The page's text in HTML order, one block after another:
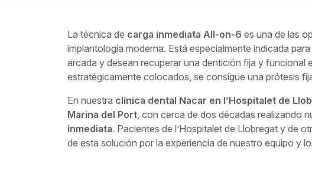
La técnica de carga inmediata All-on-6 es una de las
implantología moderna. Está especialmente indicada
arcada y desean recuperar una dentición fija y funcional
estratégicamente colocados, se consigue una prótesis
En nuestra clínica dental Nacar en l’Hospitalet de
Marina del Port , con cerca de dos décadas realizando
inmediata. Pacientes de l’Hospitalet de Llobregat y de
de esta solución por la experiencia de nuestro equipo y